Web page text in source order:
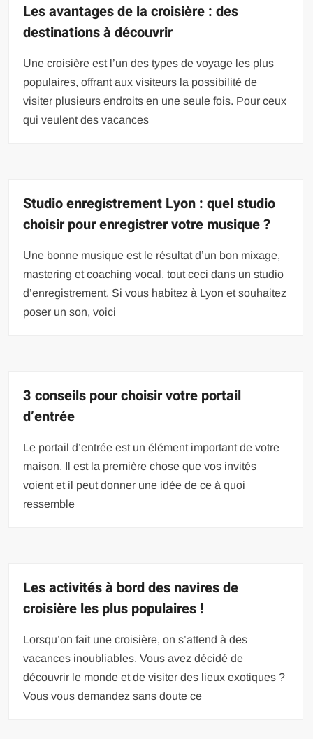
Les avantages de la croisière : des
destinations à découvrir
Une croisière est l’un des types de voyage les plus
populaires, offrant aux visiteurs la possibilité de
visiter plusieurs endroits en une seule fois. Pour ceux
qui veulent des vacances
Studio enregistrement Lyon : quel studio
choisir pour enregistrer votre musique ?
Une bonne musique est le résultat d’un bon mixage,
mastering et coaching vocal, tout ceci dans un studio
d’enregistrement. Si vous habitez à Lyon et souhaitez
poser un son, voici
3 conseils pour choisir votre portail
d’entrée
Le portail d’entrée est un élément important de votre
maison. Il est la première chose que vos invités
voient et il peut donner une idée de ce à quoi
ressemble
Les activités à bord des navires de
croisière les plus populaires !
Lorsqu’on fait une croisière, on s’attend à des
vacances inoubliables. Vous avez décidé de
découvrir le monde et de visiter des lieux exotiques ?
Vous vous demandez sans doute ce